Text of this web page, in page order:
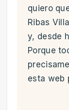
quiero
Ribas
y, desde
Porque
esta web